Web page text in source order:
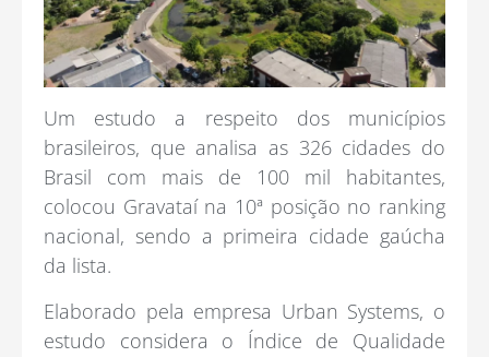
Um estudo a respeito dos municípios
brasileiros, que analisa as 326 cidades do
Brasil com mais de 100 mil habitantes,
colocou Gravataí na 10ª posição no ranking
nacional, sendo a primeira cidade gaúcha
da lista.
Elaborado pela empresa Urban Systems, o
estudo considera o Índice de Qualidade